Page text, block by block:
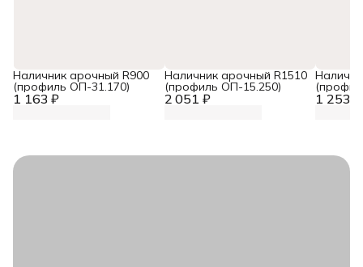
1 163 ₽
Наличник арочный R900
(профиль ОП-31.170)
2 051 ₽
Наличник арочный R1510
(профиль ОП-15.250)
1 253 ₽